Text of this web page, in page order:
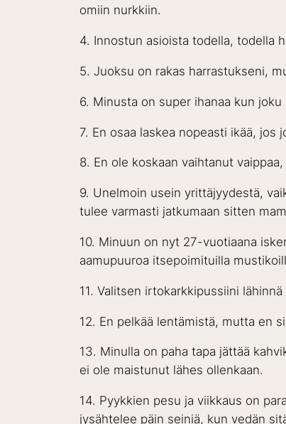
omiin nurkkiin.
4. Innostun asioista todella, todella
5. Juoksu on rakas harrastukseni,
6. Minusta on super ihanaa kun
7. En osaa laskea nopeasti ikää,
8. En ole koskaan vaihtanut
9. Unelmoin usein yrittäjyydestä,
tulee varmasti jatkumaan sitten
10. Minuun on nyt 27-vuotiaana
aamupuuroa itsepoimituilla
11. Valitsen irtokarkkipussiini
12. En pelkää lentämistä, mutta en
13. Minulla on paha tapa jättää
ei ole maistunut lähes ollenkaan.
14. Pyykkien pesu ja viikkaus on
jysähtelee päin seiniä, kun vedän